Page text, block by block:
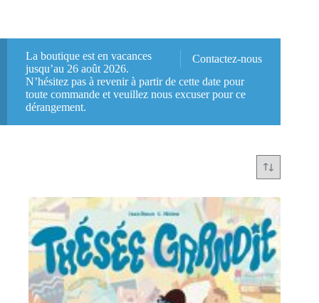
Contactez-nous
La boutique est en vacances
jusqu’au 26 août 2026.
N’hésitez pas à revenir à partir de cette date pour
toute commande et veuillez nous excuser pour ce
dérangement.